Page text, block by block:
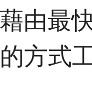
由最
方式